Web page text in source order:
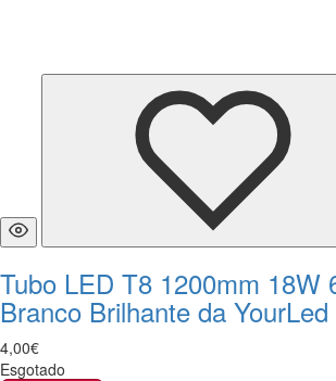
Tubo LED T8 1200mm 18W
Branco Brilhante da YourLed
4,00€
Esgotado